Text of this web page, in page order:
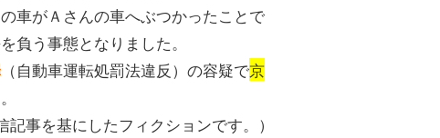
車がＡさんの車へぶつかったことで
負う事態となりました。
（自動車運転処罰法違反）の容疑で京
事を基にしたフィクションです。）